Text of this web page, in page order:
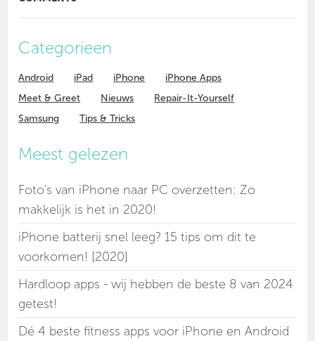
Categorieen
Android iPad iPhone
iPhone Apps
Meet & Greet
Nieuws
Repair-It-Yourself
Samsung
Tips & Tricks
Meest gelezen
Foto's van iPhone naar PC overzetten: Zo
makkelijk is het in 2020!
iPhone batterij snel leeg? 15 tips om dit te
voorkomen! [2020]
Hardloop apps - wij hebben de beste 8 van 2024
getest!
Dé 4 beste fitness apps voor iPhone en Android